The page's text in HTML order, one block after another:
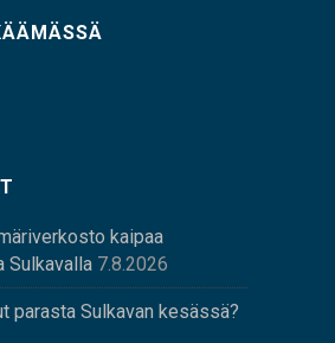
kaipaa
Sulkavalla 7.8.2026
parasta Sulkavan kesässä?